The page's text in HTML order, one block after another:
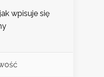
wpisuje się